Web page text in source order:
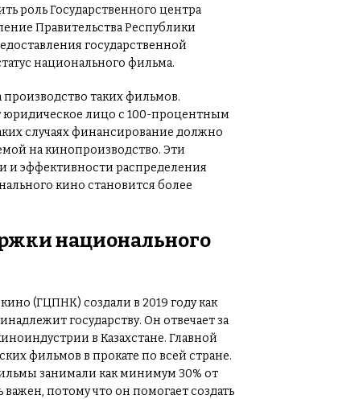
роль Государственного центра
Правительства Республики
государственной
национального фильма.
производство таких фильмов.
юридическое лицо с 100-процентным
случаях финансирование должно
на кинопроизводство. Эти
и эффективности распределения
кино становится более
национального
(ГЦПНК) создали в 2019 году как
государству. Он отвечает за
в Казахстане. Главной
фильмов в прокате по всей стране.
занимали как минимум 30% от
важен, потому что он помогает создать